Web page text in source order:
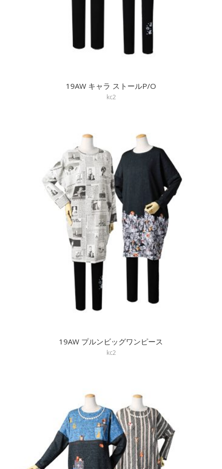
19AW キャラ ストールP/O
kc2
19AW プルンビッグワンピース
kc2